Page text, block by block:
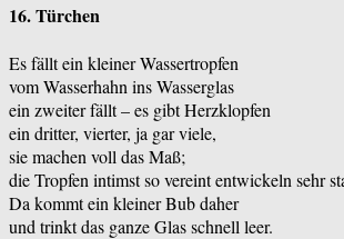
16. Türchen
Es fällt ein kleiner Wassertropfen
vom Wasserhahn ins Wasserglas
ein zweiter fällt – es gibt Herzklopfen
ein dritter, vierter, ja gar viele,
sie machen voll das Maß;
die Tropfen intimst so vereint entwickeln sehr
Da kommt ein kleiner Bub daher
und trinkt das ganze Glas schnell leer.